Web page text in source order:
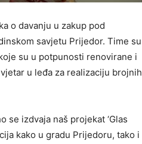
o davanju u zakup pod
savjetu Prijedor. Time su
su u potpunosti renovirane i
u leđa za realizaciju brojnih
se izdvaja naš projekat ‘Glas
kako u gradu Prijedoru, tako i